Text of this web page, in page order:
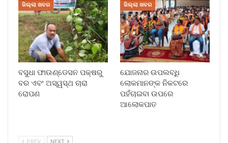
ଜିଲ୍ଲା ଖବର
ବସୁଧା ଫାଉଣ୍ଡେସନ ପକ୍ଷରୁ
ବର ଏବଂ ଅସ୍ୱସ୍ଥ ଚାରା
ରୋପଣ
ଜିଲ୍ଲା ଖବର
ଯୋଜନାର ଉପଲବ୍ଧି
ଲୋକମାନଙ୍କ ନିକଟରେ
ପହଁଚାଇବା ଉପରେ
ଆଲୋକପାତ
PREV NEXT